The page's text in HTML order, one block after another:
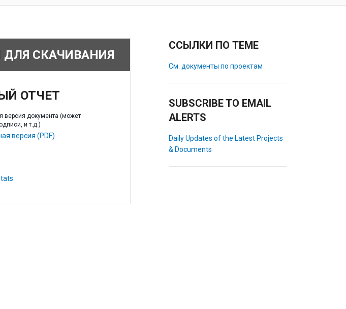
СКАЧИВАНИЯ
ОТЧЕТ
версия документа (может
и т.д.)
версия (PDF)
ССЫЛКИ ПО ТЕМЕ
См. документы по проектам
SUBSCRIBE TO EMAIL
ALERTS
Daily Updates of the Latest Projects
& Documents